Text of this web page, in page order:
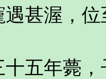
遇甚渥，
十五年薨